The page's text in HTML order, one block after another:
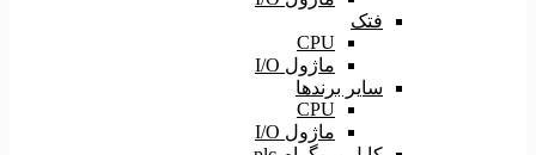
فتک
CPU
ماژول I/O
سایر برندها
CPU
ماژول I/O